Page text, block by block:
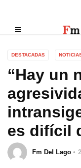
DESTACADAS
“Hay un
es difícil
Fm Del Lago